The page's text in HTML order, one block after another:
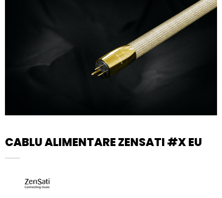
WISHLIST
CABLU ALIMENTARE ZENSATI #X EU